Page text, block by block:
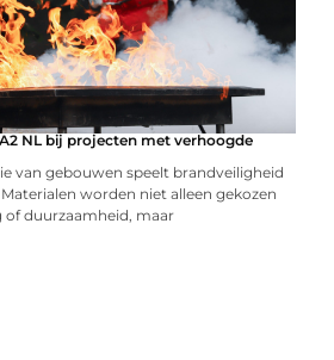
NL bij projecten met verhoogde
van gebouwen speelt brandveiligheid
worden niet alleen gekozen
of duurzaamheid, maar